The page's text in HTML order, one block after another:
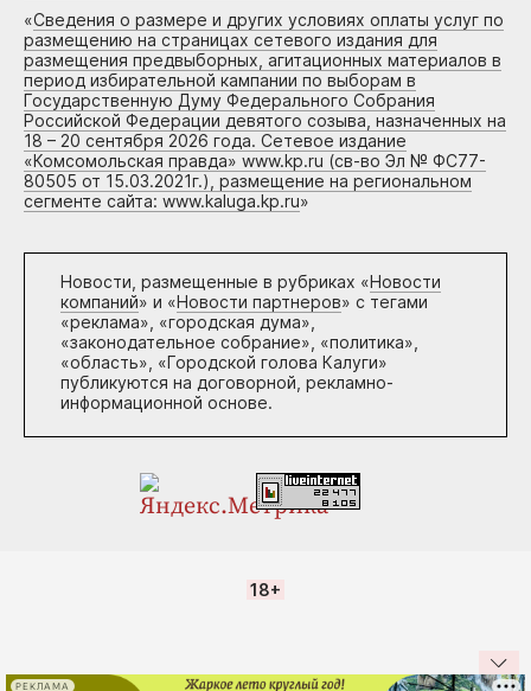
«Сведения о размере и других условиях оплаты услуг по
размещению на страницах сетевого издания для
размещения предвыборных, агитационных материалов в
период избирательной кампании по выборам в
Государственную Думу Федерального Собрания
Российской Федерации девятого созыва, назначенных на
18 – 20 сентября 2026 года. Сетевое издание
«Комсомольская правда» www.kp.ru (св-во Эл № ФС77-
80505 от 15.03.2021г.), размещение на региональном
сегменте сайта: www.kaluga.kp.ru»
Новости, размещенные в рубриках «Новости
компаний» и «Новости партнеров» с тегами
«реклама», «городская дума»,
«законодательное собрание», «политика»,
«область», «Городской голова Калуги»
публикуются на договорной, рекламно-
информационной основе.
18+
РЕКЛАМА